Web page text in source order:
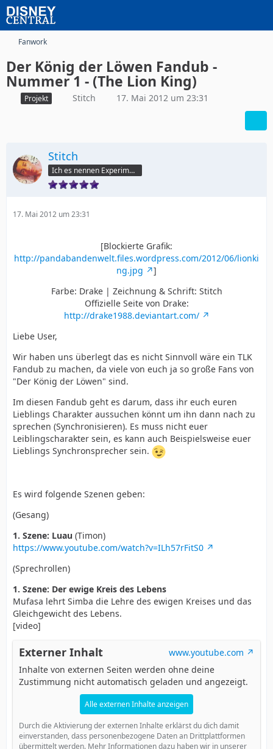
Fanwork
Der König der Löwen Fandub -
Nummer 1 - (The Lion King)
Projekt Stitch 17. Mai 2012 um 23:31
Stitch
Ich es nennen Experiment 6-2-6
17. Mai 2012 um 23:31
[Blockierte Grafik:
http://pandabandenwelt.files.wordpress.com/2012/06/lionki
ng.jpg
]
Farbe: Drake | Zeichnung & Schrift: Stitch
Offizielle Seite von Drake:
http://drake1988.deviantart.com/
Liebe User,
Wir haben uns überlegt das es nicht Sinnvoll wäre ein TLK
Fandub zu machen, da viele von euch ja so große Fans von
"Der König der Löwen" sind.
Im diesen Fandub geht es darum, dass ihr euch euren
Lieblings Charakter aussuchen könnt um ihn dann nach zu
sprechen (Synchronisieren). Es muss nicht euer
Leiblingscharakter sein, es kann auch Beispielsweise euer
Lieblings Synchronsprecher sein.
Es wird folgende Szenen geben:
(Gesang)
1. Szene: Luau (Timon)
https://www.youtube.com/watch?v=ILh57rFitS0
(Sprechrollen)
1. Szene: Der ewige Kreis des Lebens
Mufasa lehrt Simba die Lehre des ewigen Kreises und das
Gleichgewicht des Lebens.
[video]
Externer Inhalt
www.youtube.com
Inhalte von externen Seiten werden ohne deine
Zustimmung nicht automatisch geladen und angezeigt.
Alle externen Inhalte anzeigen
Durch die Aktivierung der externen Inhalte erklärst du dich damit
einverstanden, dass personenbezogene Daten an Drittplattformen
übermittelt werden. Mehr Informationen dazu haben wir in unserer